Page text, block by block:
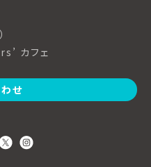
カフェ
せ